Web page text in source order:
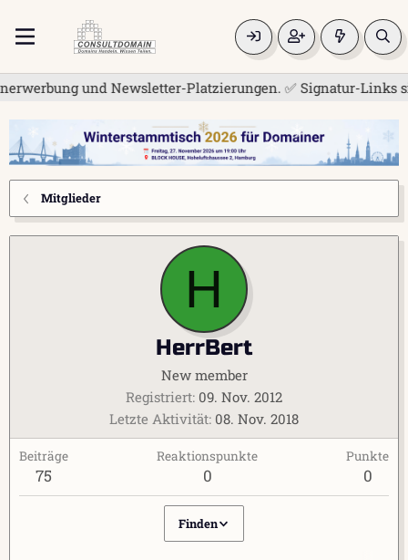
und Newsletter-Platzierungen. ✅ Signatur-Links
Mitglieder
H
HerrBert
New member
Registriert 09. Nov. 2012
Letzte Aktivität 08. Nov. 2018
Beiträge
75
Reaktionspunkte
0
Punkte
0
Finden